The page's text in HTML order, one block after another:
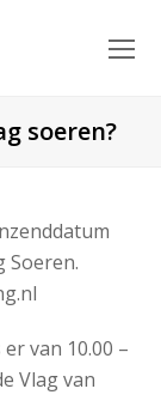
soeren?
Soeren.
van 10.00 –
Vlag van